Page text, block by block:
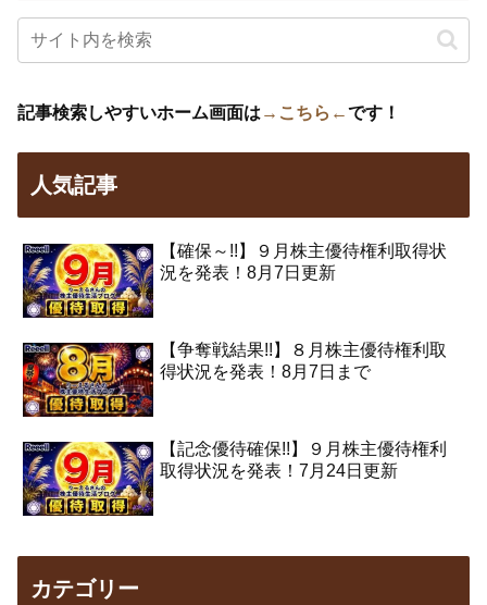
記事検索しやすいホーム画面は →こちら←です！
人気記事
【確保～!!】９月株主優待権利取得状
況を発表！8月7日更新
【争奪戦結果!!】８月株主優待権利取
得状況を発表！8月7日まで
【記念優待確保!!】９月株主優待権利
取得状況を発表！7月24日更新
カテゴリー